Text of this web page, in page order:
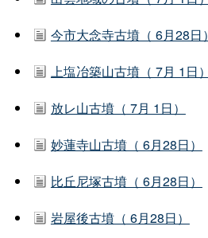
今市大念寺古墳（ 6月28日）
上塩冶築山古墳（ 7月 1日）
放レ山古墳（ 7月 1日）
妙蓮寺山古墳（ 6月28日）
比丘尼塚古墳（ 6月28日）
岩屋後古墳（ 6月28日）